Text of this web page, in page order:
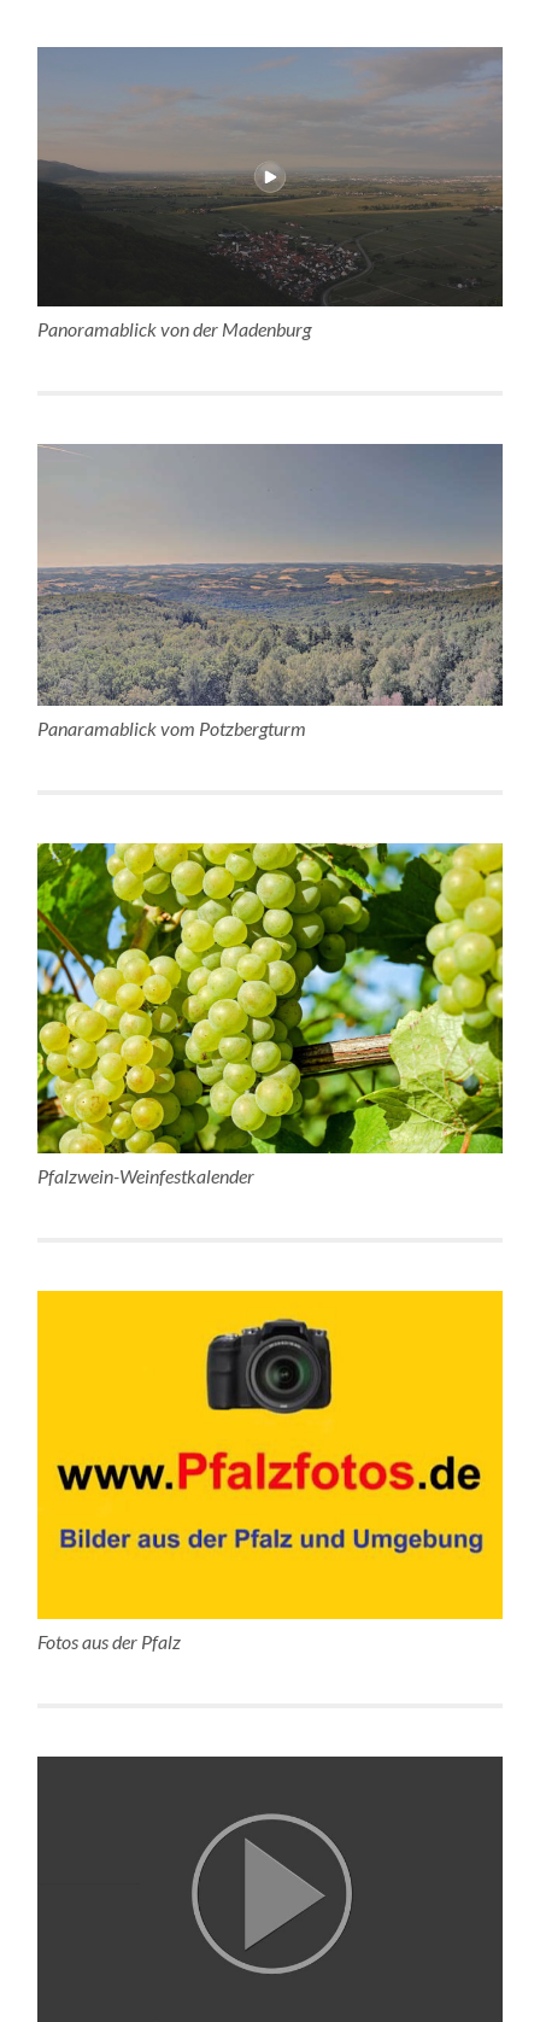
Panoramablick von der Madenburg
Panaramablick vom Potzbergturm
Pfalzwein-Weinfestkalender
Fotos aus der Pfalz